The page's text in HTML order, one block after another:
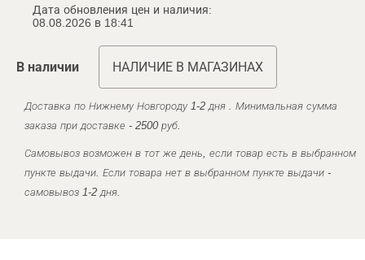
Дата обновления цен и наличия:
08.08.2026 в 18:41
В наличии НАЛИЧИЕ В МАГАЗИНАХ
Доставка по Нижнему Новгороду 1-2 дня . Минимальная сумма
заказа при доставке - 2500 руб.
Самовывоз возможен в тот же день, если товар есть в выбранном
пункте выдачи. Если товара нет в выбранном пункте выдачи -
самовывоз 1-2 дня.